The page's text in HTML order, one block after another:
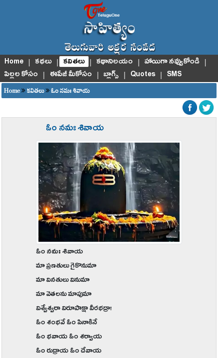
Home | కథలు | కవితలు | కథానిలయం | హాయిగా నవ్వుకోండి |
పిల్లల కోసం | ఈపేజీ మీకోసం | బ్లాగ్స్ | Quotes | SMS
Home కవితలు ఓం నమః శివాయ
ఓం నమః శివాయ
ఓం నమః శివాయ
మా ప్రణతులు గైకొనుమా
మా వినతులు వినుమా
మా వెతలను మాపుమా
విశ్వేశ్వరా విరూపాక్షా వీరభద్రా!
ఓం శంభవే ఓం పినాకినే
ఓం భవాయ ఓం శర్వాయ
ఓం రుద్రాయ ఓం దేవాయ